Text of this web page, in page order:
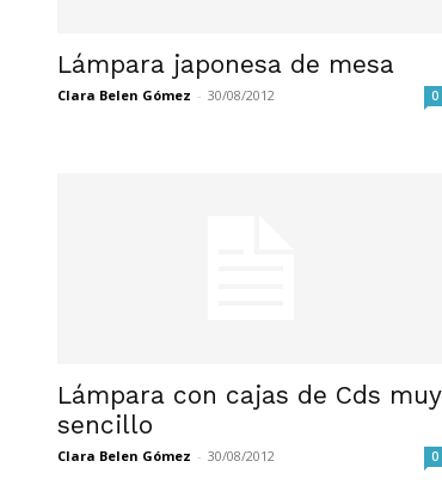
Lámpara japonesa de mesa
Clara Belen Gómez - 30/08/2012 0
Lámpara con cajas de Cds muy
sencillo
Clara Belen Gómez - 30/08/2012 0